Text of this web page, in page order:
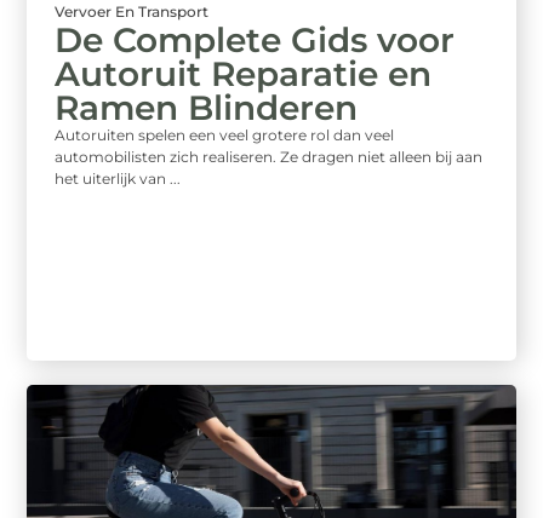
Vervoer En Transport
De Complete Gids voor
Autoruit Reparatie en
Ramen Blinderen
Autoruiten spelen een veel grotere rol dan veel
automobilisten zich realiseren. Ze dragen niet alleen bij aan
het uiterlijk van ...